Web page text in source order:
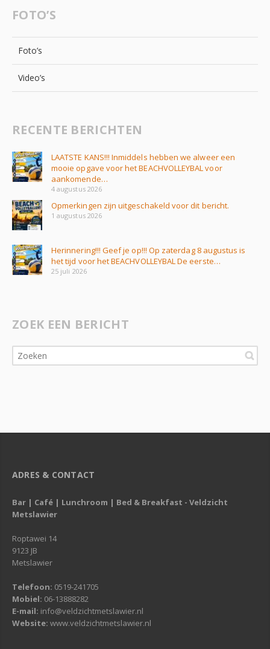
FOTO’S
Foto’s
Video’s
RECENTE BERICHTEN
LAATSTE KANS!!! Inmiddels hebben we alweer een
mooie opgave voor het BEACHVOLLEYBAL voor
aankomende…
4 augustus 2026
Opmerkingen zijn uitgeschakeld voor dit bericht.
1 augustus 2026
Herinnering!!! Geef je op!!! Op zaterdag 8 augustus is
het tijd voor het BEACHVOLLEYBAL De eerste…
25 juli 2026
ZOEK EEN BERICHT
ADRES & CONTACT
Bar | Café | Lunchroom | Bed & Breakfast - Veldzicht
Metslawier
Roptawei 14
9123 JB
Metslawier
Telefoon: 0519-241705
Mobiel: 06-13888282
E-mail: info@veldzichtmetslawier.nl
Website: www.veldzichtmetslawier.nl